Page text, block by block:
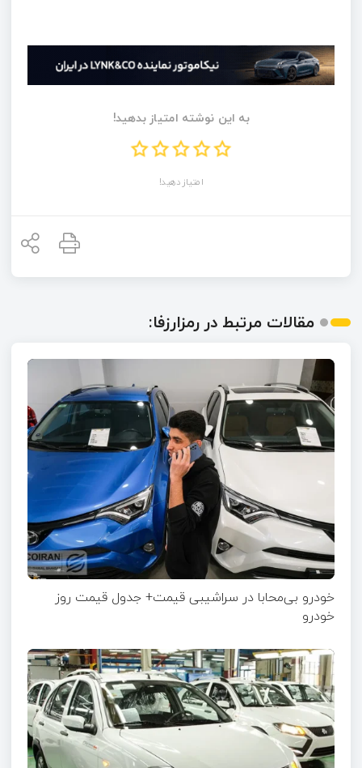
به این نوشته امتیاز بدهید!
امتیاز دهید!
مقالات مرتبط در رمزارزفا:
خودرو بی‌محابا در سراشیبی قیمت+ جدول قیمت روز
خودرو